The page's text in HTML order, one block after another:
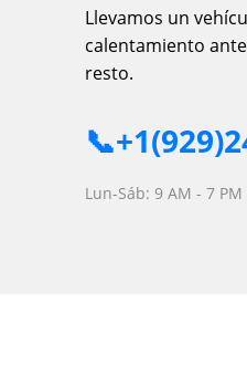
Llevamos un
calentamiento
resto.
Lun-Sáb: 9 AM - 7 PM